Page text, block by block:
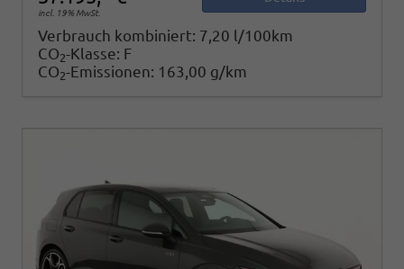
incl. 19% MwSt.
Verbrauch kombiniert: 7,20 l/100km
CO2-Klasse: F
CO2-Emissionen: 163,00 g/km